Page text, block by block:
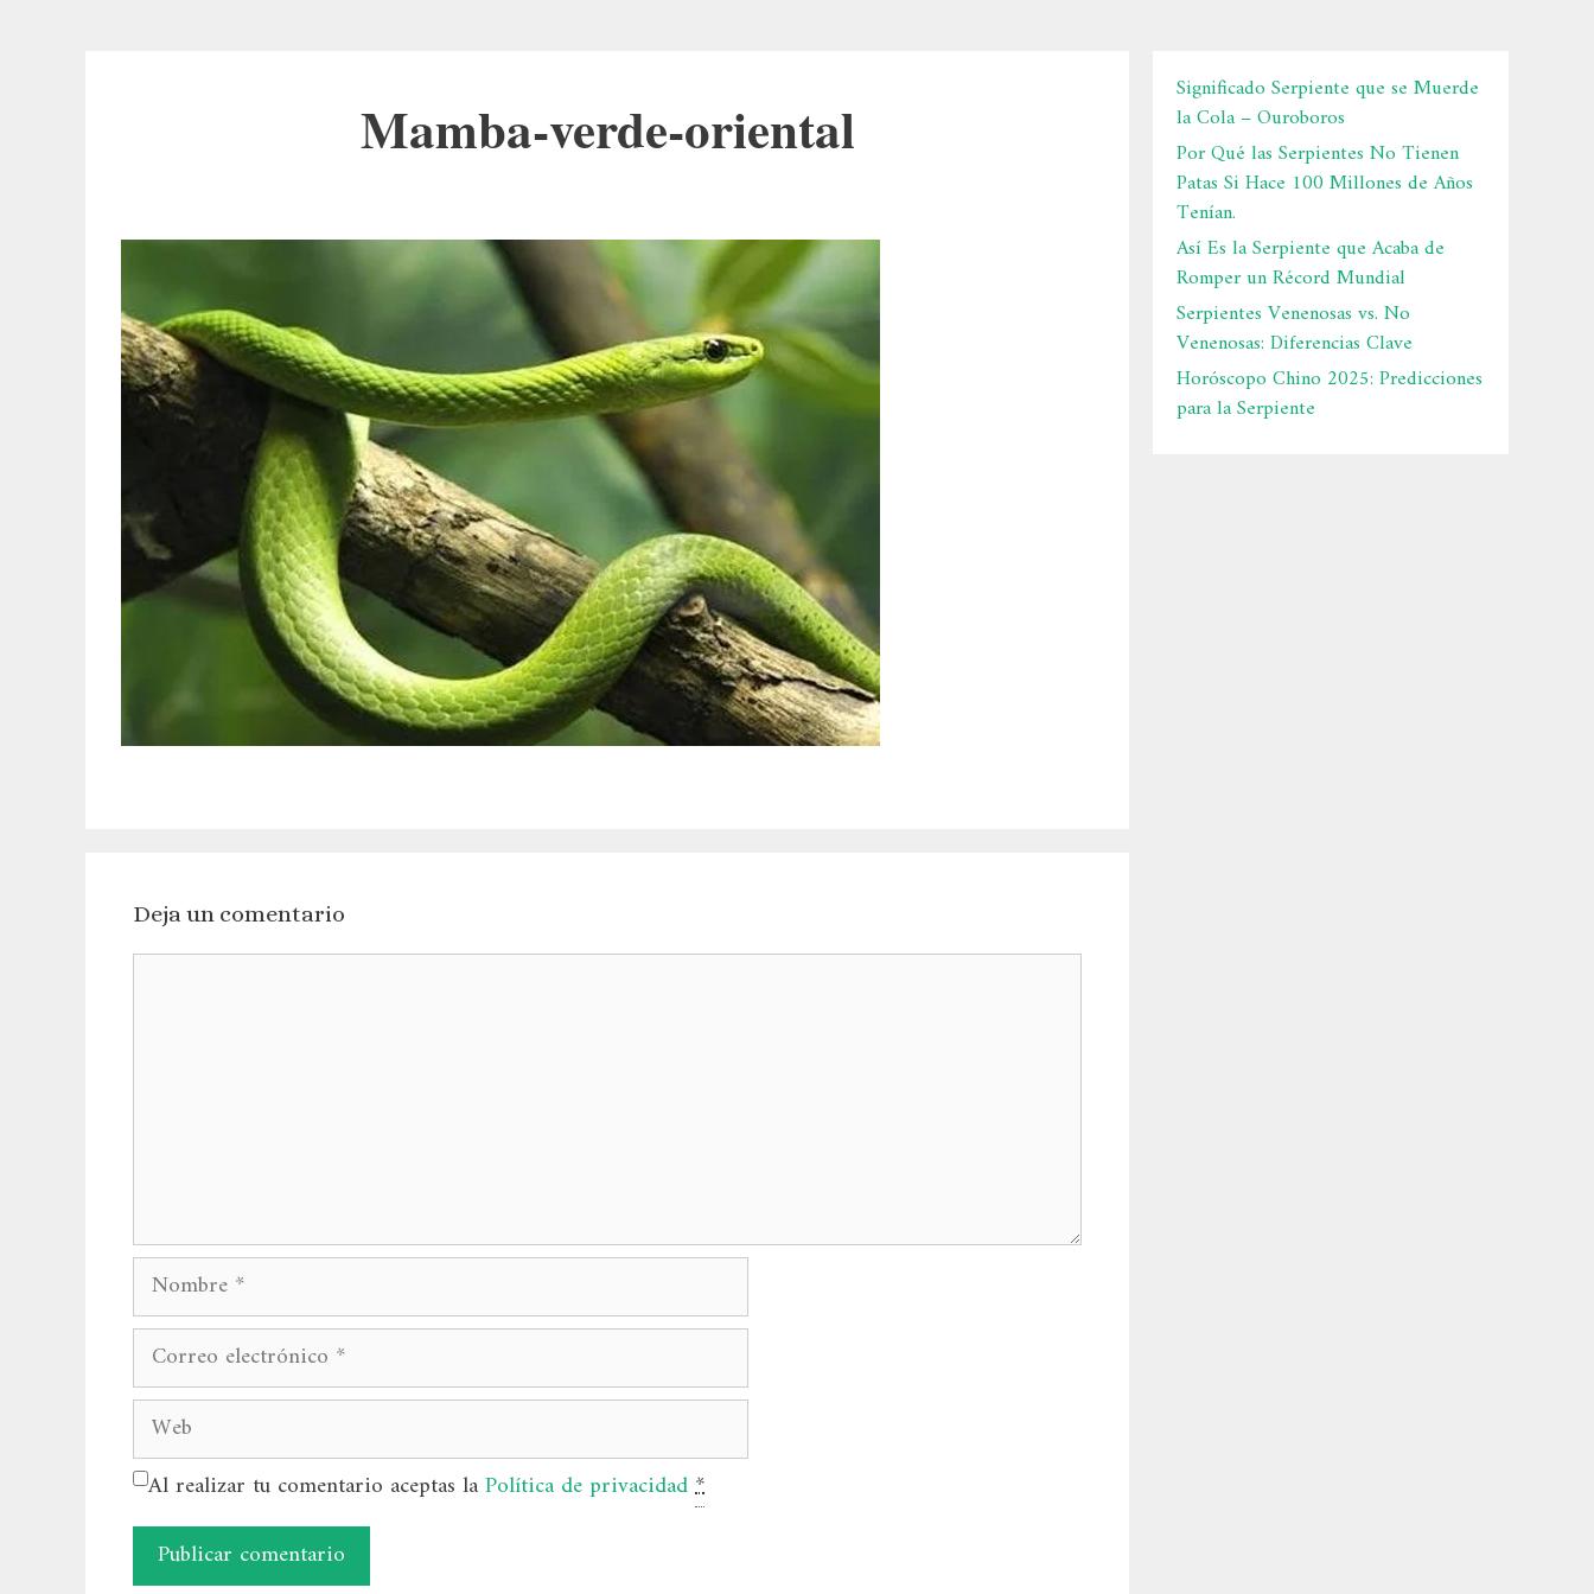
Mamba-verde-oriental
Deja un comentario
Comentario
Nombre
Correo
electrónico
Web
Al realizar tu comentario aceptas laPolítica de privacidad*
Significado Serpiente que se Muerde
la Cola – Ouroboros
Por Qué las Serpientes No Tienen
Patas Si Hace 100 Millones de Años
Tenían.
Así Es la Serpiente que Acaba de
Romper un Récord Mundial
Serpientes Venenosas vs. No
Venenosas: Diferencias Clave
Horóscopo Chino 2025: Predicciones
para la Serpiente